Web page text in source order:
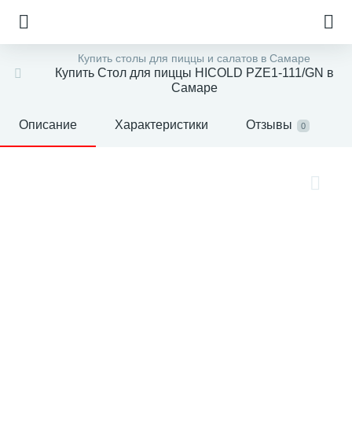
Купить столы для пиццы и салатов в Самаре
Купить Стол для пиццы HICOLD PZE1-111/GN в
Самаре
Описание Характеристики Отзывы 0